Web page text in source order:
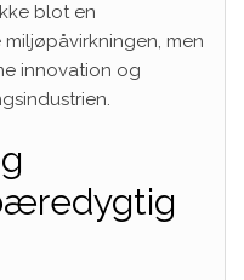
blot en
men
innovation og